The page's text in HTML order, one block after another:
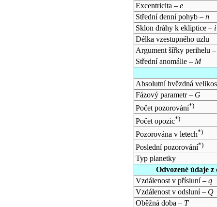
Excentricita – e
Střední denní pohyb – n
Sklon dráhy k ekliptice – i
Délka vzestupného uzlu –
Argument šířky perihelu
Střední anomálie – M
Absolutní hvězdná
Fázový parametr – G
Počet pozorování*)
Počet opozic*)
Pozorována v letech*)
Poslední pozorování*)
Typ planetky
Odvozené údaje
Vzdálenost v přísluní – q
Vzdálenost v odsluní – Q
Oběžná doba – T